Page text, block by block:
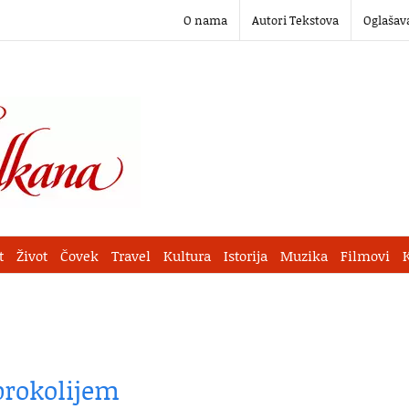
O nama Autori Tekstova
Život Čovek Travel Kultura Istorija Muzika Filmovi